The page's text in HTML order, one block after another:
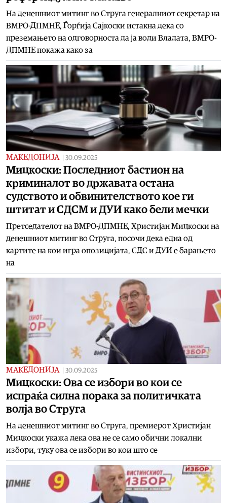
На денешниот митинг во Струга генералниот секретар на
ВМРО-ДПМНЕ, Ѓорѓија Сајкоски истакна дека со
преземањето на одговорноста да ја води Владата, ВМРО-
ДПМНЕ покажа како за
МАКЕДОНИЈА 30.09.2025
Мицкоски: Последниот бастион на
криминалот во државата остана
судството и обвинителството кое ги
штитат и СДСМ и ДУИ како бели мечки
Претседателот на ВМРО-ДПМНЕ, Христијан Мицкоски на
денешниот митинг во Струга, посочи дека една од
картите на кои игра опозицијата, СДС и ДУИ е барањето
на
МАКЕДОНИЈА 30.09.2025
Мицкоски: Ова се избори во кои се
испраќа силна порака за политичката
волја во Струга
На денешниот митинг во Струга, премиерот Христијан
Мицкоски укажа дека ова не се само обични локални
избори, туку ова се избори во кои што се